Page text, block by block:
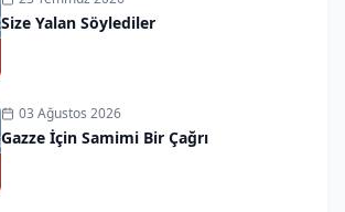
Size Yalan Söylediler
03 Ağustos 2026
Gazze İçin Samimi Bir Çağrı